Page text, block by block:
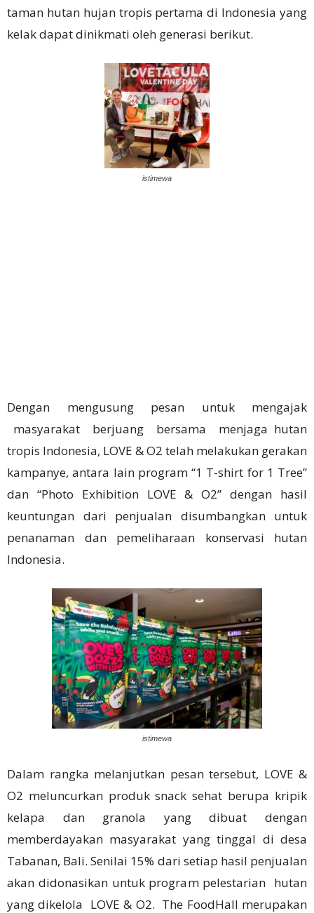
taman hutan hujan tropis pertama di Indonesia yang
kelak dapat dinikmati oleh generasi berikut.
istimewa
Dengan mengusung pesan untuk mengajak
masyarakat berjuang bersama menjaga hutan
tropis Indonesia, LOVE & O2 telah melakukan gerakan
kampanye, antara lain program “1 T-shirt for 1 Tree”
dan “Photo Exhibition LOVE & O2” dengan hasil
keuntungan dari penjualan disumbangkan untuk
penanaman dan pemeliharaan konservasi hutan
Indonesia.
istimewa
Dalam rangka melanjutkan pesan tersebut, LOVE &
O2 meluncurkan produk snack sehat berupa kripik
kelapa dan granola yang dibuat dengan
memberdayakan masyarakat yang tinggal di desa
Tabanan, Bali. Senilai 15% dari setiap hasil penjualan
akan didonasikan untuk program pelestarian hutan
yang dikelola LOVE & O2. The FoodHall merupakan